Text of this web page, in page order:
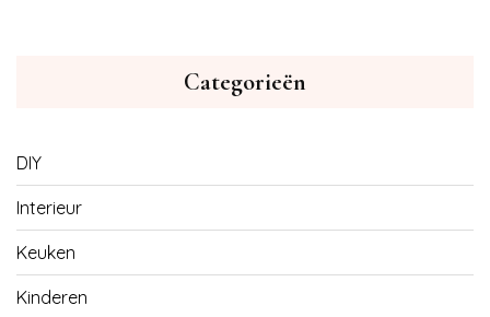
Categorieën
DIY
Interieur
Keuken
Kinderen